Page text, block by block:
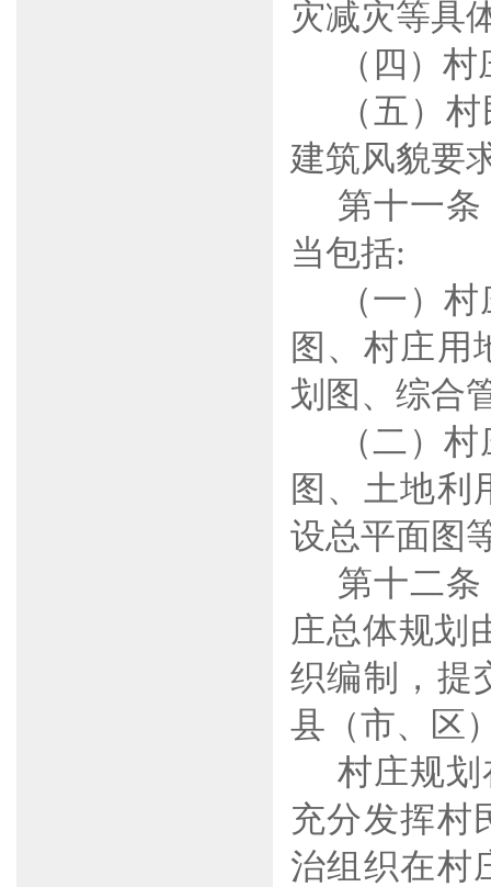
灾减灾等具
（四）
（五）
建筑风貌要
第十一
当包括:
（一）
图、村庄用
划图、综合
（二）
图、土地利
设总平面图
第十二
庄总体规划
织编制，提
县（市、区
村庄规
充分发挥村
治组织在村